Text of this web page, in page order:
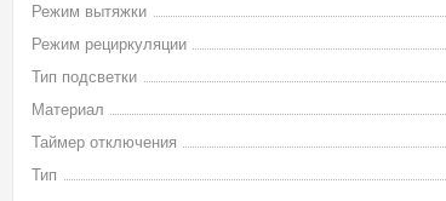
Режим вытяжки
Режим рециркуляции
Тип подсветки
Материал
Таймер отключения
Тип